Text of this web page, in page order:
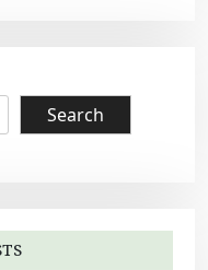
Search